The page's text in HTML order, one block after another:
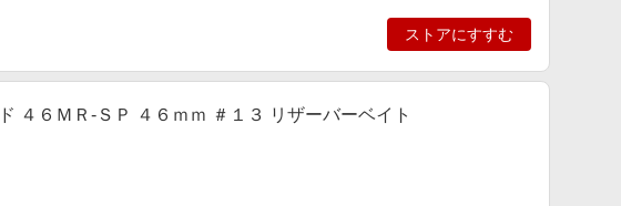
ストアにすすむ
４６ＭＲ-ＳＰ ４６ｍｍ ＃１３ リザーバーベイト